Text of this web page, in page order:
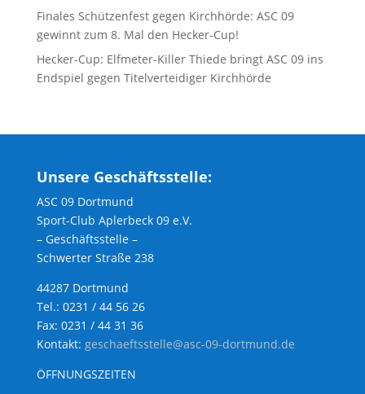
Finales Schützenfest gegen Kirchhörde: ASC 09
gewinnt zum 8. Mal den Hecker-Cup!
Hecker-Cup: Elfmeter-Killer Thiede bringt ASC 09 ins
Endspiel gegen Titelverteidiger Kirchhörde
Unsere Geschäftsstelle:
ASC 09 Dortmund
Sport-Club Aplerbeck 09 e.V.
– Geschäftsstelle –
Schwerter Straße 238
44287 Dortmund
Tel.: 0231 / 44 56 26
Fax: 0231 / 44 31 36
Kontakt: geschaeftsstelle@asc-09-dortmund.de
ÖFFNUNGSZEITEN